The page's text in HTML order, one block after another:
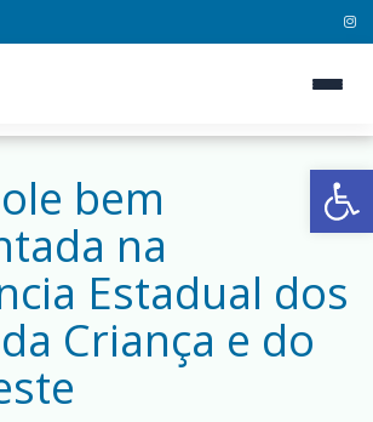
bem
na
Estadual dos
Criança e do